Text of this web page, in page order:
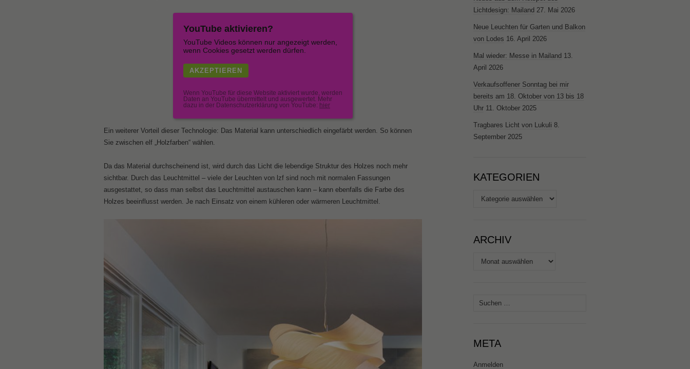
YouTube aktivieren?
YouTube Videos können nur angezeigt werden,
wenn Cookies gesetzt werden dürfen.
AKZEPTIEREN
Wenn YouTube für diese Website aktiviert wurde, werden
Daten an YouTube übermittelt und ausgewertet. Mehr
dazu in der Datenschutzerklärung von YouTube: hier
Ein weiterer Vorteil dieser Technologie: Das Material kann unterschiedlich eingefärbt werden. So können
Sie zwischen elf „Holzfarben“ wählen.
Da das Material durchscheinend ist, wird durch das Licht die lebendige Struktur des Holzes noch mehr
sichtbar. Durch das Leuchtmittel – viele der Leuchten von lzf sind noch mit normalen Fassungen
ausgestattet, so dass man selbst das Leuchtmittel austauschen kann – kann ebenfalls die Farbe des
Holzes beeinflusst werden. Je nach Einsatz von einem kühleren oder wärmeren Leuchtmittel.
Lichtdesign: Mailand 27. Mai 2026
Neue Leuchten für Garten und Balkon
von Lodes 16. April 2026
Mal wieder: Messe in Mailand 13.
April 2026
Verkaufsoffener Sonntag bei mir
bereits am 18. Oktober von 13 bis 18
Uhr 11. Oktober 2025
Tragbares Licht von Lukuli 8.
September 2025
KATEGORIEN
Kategorien
ARCHIV
Archiv
Suchen
META
Anmelden